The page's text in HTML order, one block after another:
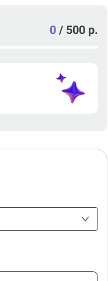
0 / 500 р.